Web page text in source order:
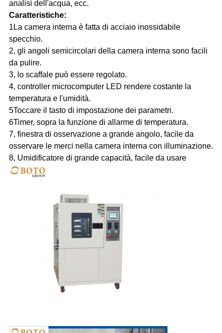
analisi dell'acqua, ecc.
Caratteristiche:
1La camera interna è fatta di acciaio inossidabile
specchio.
2, gli angoli semicircolari della camera interna sono facili
da pulire.
3, lo scaffale può essere regolato.
4, controller microcomputer LED rendere costante la
temperatura e l'umidità.
5Toccare il tasto di impostazione dei parametri.
6Timer, sopra la funzione di allarme di temperatura.
7, finestra di osservazione a grande angolo, facile da
osservare le merci nella camera interna con illuminazione.
8, Umidificatore di grande capacità, facile da usare